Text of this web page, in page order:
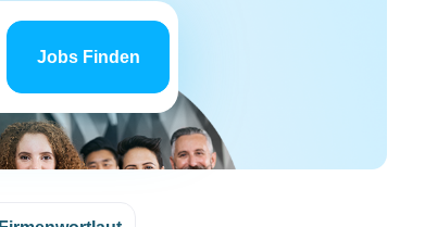
Jobs
findenJobs Finden